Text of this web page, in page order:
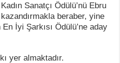
Sanatçı Ödülü’nü Ebru
beraber, yine
İyi Şarkısı Ödülü’ne aday
yer almaktadır.